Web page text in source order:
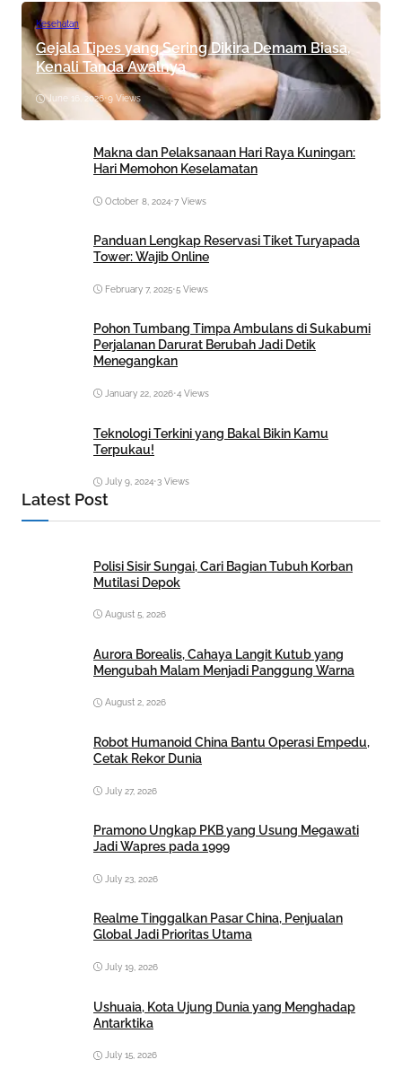
Kesehatan
Gejala Tipes yang Sering Dikira Demam Biasa,
Kenali Tanda Awalnya
June 16, 2026•9 Views
Makna dan Pelaksanaan Hari Raya Kuningan:
Hari Memohon Keselamatan
October 8, 2024•7 Views
Panduan Lengkap Reservasi Tiket Turyapada
Tower: Wajib Online
February 7, 2025•5 Views
Pohon Tumbang Timpa Ambulans di Sukabumi
Perjalanan Darurat Berubah Jadi Detik
Menegangkan
January 22, 2026•4 Views
Teknologi Terkini yang Bakal Bikin Kamu
Terpukau!
July 9, 2024•3 Views
Latest Post
Polisi Sisir Sungai, Cari Bagian Tubuh Korban
Mutilasi Depok
August 5, 2026
Aurora Borealis, Cahaya Langit Kutub yang
Mengubah Malam Menjadi Panggung Warna
August 2, 2026
Robot Humanoid China Bantu Operasi Empedu,
Cetak Rekor Dunia
July 27, 2026
Pramono Ungkap PKB yang Usung Megawati
Jadi Wapres pada 1999
July 23, 2026
Realme Tinggalkan Pasar China, Penjualan
Global Jadi Prioritas Utama
July 19, 2026
Ushuaia, Kota Ujung Dunia yang Menghadap
Antarktika
July 15, 2026